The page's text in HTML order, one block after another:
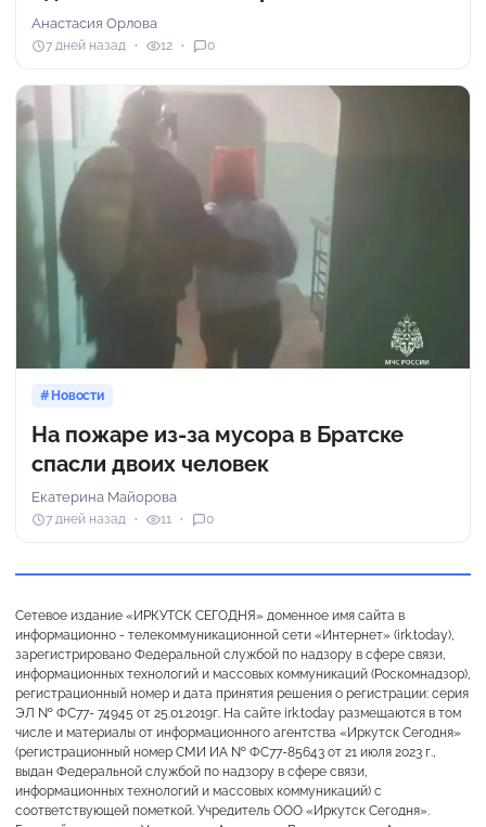
Анастасия Орлова
7 дней назад 12 0
Новости
На пожаре из-за мусора в Братске
спасли двоих человек
Екатерина Майорова
7 дней назад 11 0
Сетевое издание «ИРКУТСК СЕГОДНЯ» доменное имя сайта в
информационно - телекоммуникационной сети «Интернет» (irk.today),
зарегистрировано Федеральной службой по надзору в сфере связи,
информационных технологий и массовых коммуникаций (Роскомнадзор),
регистрационный номер и дата принятия решения о регистрации: серия
ЭЛ № ФС77- 74945 от 25.01.2019г. На сайте irk.today размещаются в том
числе и материалы от информационного агентства «Иркутск Сегодня»
(регистрационный номер СМИ ИА № ФС77-85643 от 21 июля 2023 г.,
выдан Федеральной службой по надзору в сфере связи,
информационных технологий и массовых коммуникаций) с
соответствующей пометкой. Учредитель ООО «Иркутск Сегодня».